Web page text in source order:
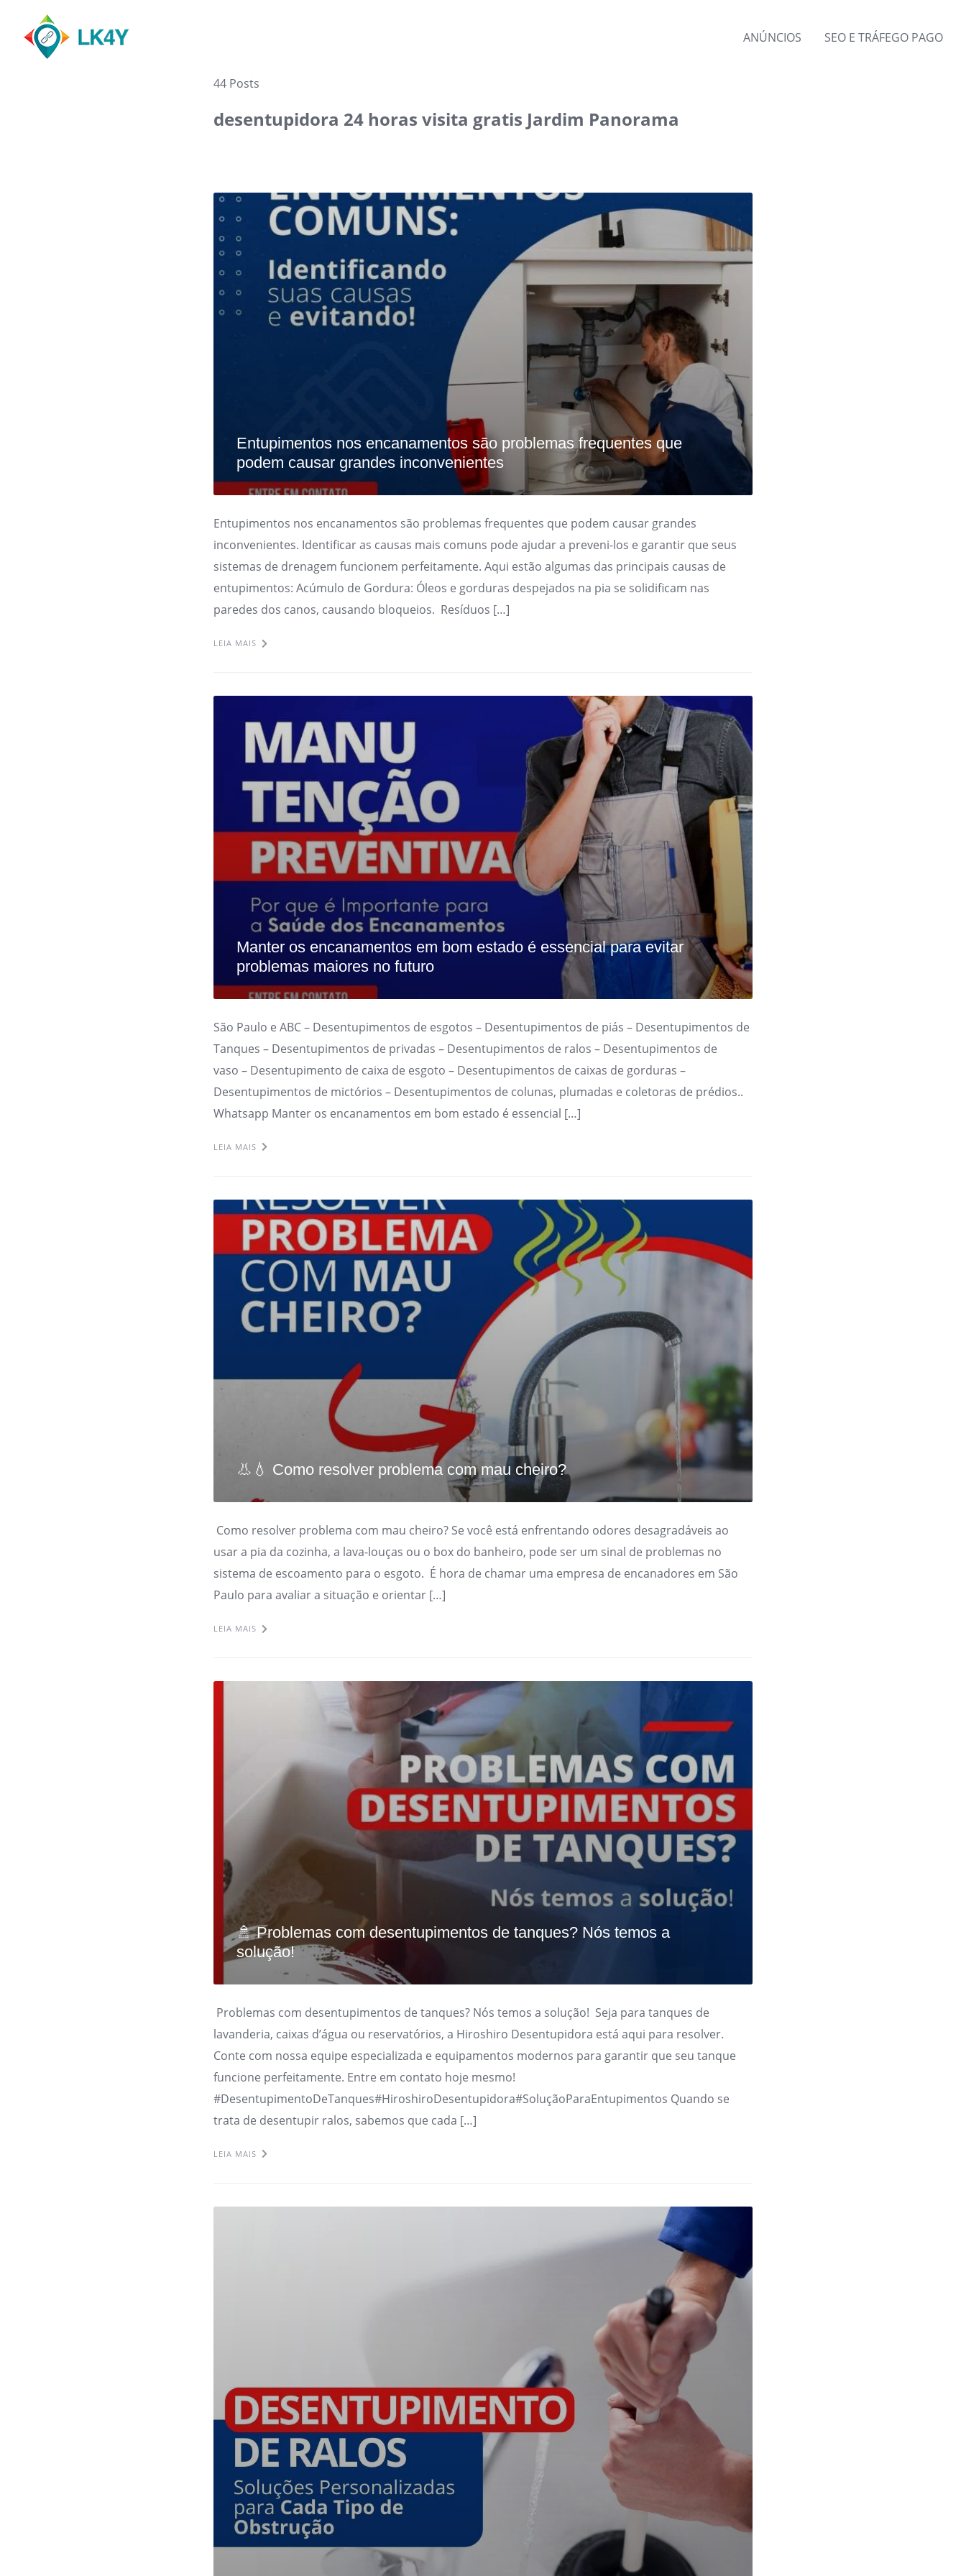
content
ANÚNCIOS SEO E TRÁFEGO PAGO
44 Posts
desentupidora 24 horas visita gratis Jardim Panorama
Entupimentos nos encanamentos são problemas frequentes que
podem causar grandes inconvenientes
Entupimentos nos encanamentos são problemas frequentes que podem causar grandes
inconvenientes. Identificar as causas mais comuns pode ajudar a preveni-los e garantir que seus
sistemas de drenagem funcionem perfeitamente. Aqui estão algumas das principais causas de
entupimentos: Acúmulo de Gordura: Óleos e gorduras despejados na pia se solidificam nas
paredes dos canos, causando bloqueios. Resíduos […]
LEIA MAIS
Manter os encanamentos em bom estado é essencial para evitar
problemas maiores no futuro
São Paulo e ABC – Desentupimentos de esgotos – Desentupimentos de piás – Desentupimentos de
Tanques – Desentupimentos de privadas – Desentupimentos de ralos – Desentupimentos de
vaso – Desentupimento de caixa de esgoto – Desentupimentos de caixas de gorduras –
Desentupimentos de mictórios – Desentupimentos de colunas, plumadas e coletoras de prédios..
Whatsapp Manter os encanamentos em bom estado é essencial […]
LEIA MAIS
👃💧 Como resolver problema com mau cheiro?
Como resolver problema com mau cheiro? Se você está enfrentando odores desagradáveis ao
usar a pia da cozinha, a lava-louças ou o box do banheiro, pode ser um sinal de problemas no
sistema de escoamento para o esgoto. É hora de chamar uma empresa de encanadores em São
Paulo para avaliar a situação e orientar […]
LEIA MAIS
🚿 Problemas com desentupimentos de tanques? Nós temos a
solução!
Problemas com desentupimentos de tanques? Nós temos a solução! Seja para tanques de
lavanderia, caixas d’água ou reservatórios, a Hiroshiro Desentupidora está aqui para resolver.
Conte com nossa equipe especializada e equipamentos modernos para garantir que seu tanque
funcione perfeitamente. Entre em contato hoje mesmo!
#DesentupimentoDeTanques#HiroshiroDesentupidora#SoluçãoParaEntupimentos Quando se
trata de desentupir ralos, sabemos que cada […]
LEIA MAIS